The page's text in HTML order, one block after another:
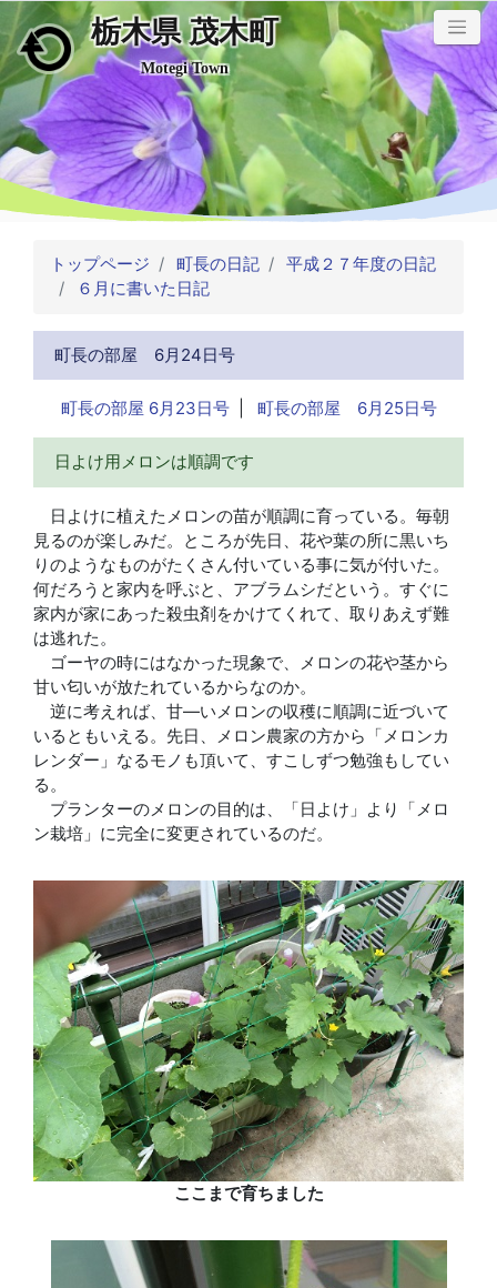
メインコンテンツにスキップ
栃木県 茂木町
Motegi Town
トップページ 町長の日記
平成２７年度の日記
６月に書いた日記
町長の部屋 6月24日号
町長の部屋 6月23日号| 町長の部屋 6月25日号
日よけ用メロンは順調です
日よけに植えたメロンの苗が順調に育っている。毎朝
見るのが楽しみだ。ところが先日、花や葉の所に黒いち
りのようなものがたくさん付いている事に気が付いた。
何だろうと家内を呼ぶと、アブラムシだという。すぐに
家内が家にあった殺虫剤をかけてくれて、取りあえず難
は逃れた。
ゴーヤの時にはなかった現象で、メロンの花や茎から
甘い匂いが放たれているからなのか。
逆に考えれば、甘―いメロンの収穫に順調に近づいて
いるともいえる。先日、メロン農家の方から「メロンカ
レンダー」なるモノも頂いて、すこしずつ勉強もしてい
る。
プランターのメロンの目的は、「日よけ」より「メロ
ン栽培」に完全に変更されているのだ。
ここまで育ちました